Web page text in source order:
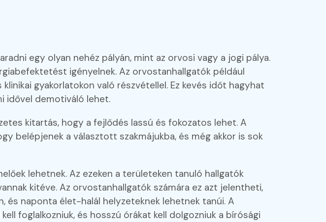
egy olyan nehéz pályán, mint az orvosi vagy a jogi pálya.
igényelnek. Az orvostanhallgatók például
gyakorlatokon való részvétellel. Ez kevés időt hagyhat
idővel demotiváló lehet.
kitartás, hogy a fejlődés lassú és fokozatos lehet. A
belépjenek a választott szakmájukba, és még akkor is sok
lehetnek. Az ezeken a területeken tanuló hallgatók
kitéve. Az orvostanhallgatók számára ez azt jelentheti,
és naponta élet-halál helyzeteknek lehetnek tanúi. A
foglalkozniuk, és hosszú órákat kell dolgozniuk a bírósági